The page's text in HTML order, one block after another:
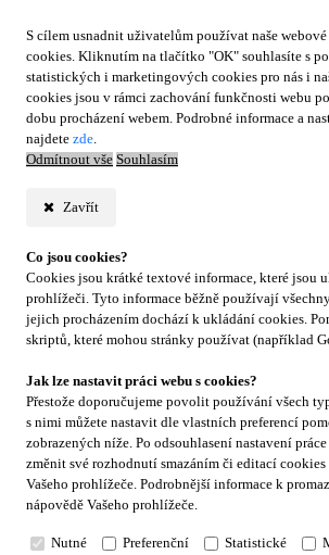
S cílem usnadnit uživatelům používat naše
cookies. Kliknutím na tlačítko "OK" souhlasíte s
statistických i marketingových cookies pro nás i
cookies jsou v rámci zachování funkčnosti webu
dobu procházení webem. Podrobné informace a
najdete zde.
Odmítnout vše Souhlasím
Zavřít
Co jsou cookies?
Cookies jsou krátké textové informace, které jsou
prohlížeči. Tyto informace běžně používají
jejich procházením dochází k ukládání cookies.
skriptů, které mohou stránky používat (například
Jak lze nastavit práci webu s cookies?
Přestože doporučujeme povolit používání všech
s nimi můžete nastavit dle vlastních preferencí
zobrazených níže. Po odsouhlasení nastavení
změnit své rozhodnutí smazáním či editací
Vašeho prohlížeče. Podrobnější informace k
nápovědě Vašeho prohlížeče.
Nutné Preferenční Statistické